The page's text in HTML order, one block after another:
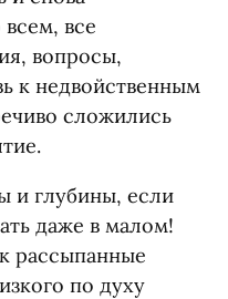
все
вопросы,
к недвойственным
сложились
и глубины, если
даже в малом!
рассыпанные
по духу